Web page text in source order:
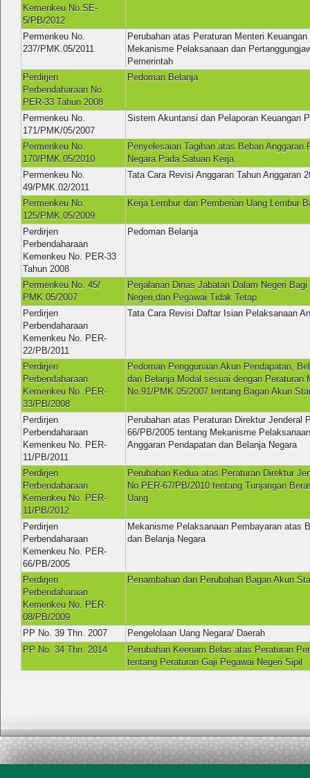
Kemenkeu No.SE-
5/PB/2012
Permenkeu No.
237/PMK.05/2011
Perubahan atas Peraturan Menteri
Mekanisme Pelaksanaan dan
Pemerintah
Perdirjen
Perbendaharaan No.
PER-33 Tahun 2008
Pedoman Belanja
Permenkeu No.
171/PMK/05/2007
Sistem Akuntansi dan Pelaporan Keuangan
Permenkeu No.
170/PMK.05/2010
Penyelesaian Tagihan atas Beban Anggaran
Negara Pada Satuan Kerja
Permenkeu No.
49/PMK.02/2011
Tata Cara Revisi Anggaran Tahun Anggaran
Permenkeu No.
125/PMK.05/2009
Kerja Lembur dan Pemberian Uang Lembur
Perdirjen
Perbendaharaan
Kemenkeu No. PER-33
Tahun 2008
Pedoman Belanja
Permenkeu No. 45/
PMK.05/2007
Perjalanan Dinas Jabatan Dalam Negeri
Negeri,dan Pegawai Tidak Tetap
Perdirjen
Perbendaharaan
Kemenkeu No. PER-
22/PB/2011
Tata Cara Revisi Daftar Isian Pelaksanaan
Perdirjen
Perbendaharaan
Kemenkeu No. PER-
33/PB/2008
Pedoman Penggunaan Akun Pendapatan,
dan Belanja Modal sesuai dengan Peraturan
No.91/PMK.05/2007 tentang Bagan Akun
Perdirjen
Perbendaharaan
Kemenkeu No. PER-
11/PB/2011
Perubahan atas Peraturan Direktur Jenderal
66/PB/2005 tentang Mekanisme
Anggaran Pendapatan dan Belanja Negara
Perdirjen
Perbendaharaan
Kemenkeu No. PER-
11/PB/2012
Perubahan Kedua atas Peraturan Direktur
No.PER-67/PB/2010 tentang Tunjangan
Uang
Perdirjen
Perbendaharaan
Kemenkeu No. PER-
66/PB/2005
Mekanisme Pelaksanaan Pembayaran atas
dan Belanja Negara
Perdirjen
Perbendaharaan
Kemenkeu No. PER-
08/PB/2009
Penambahan dan Perubahan Bagan Akun
PP No. 39 Thn. 2007
Pengelolaan Uang Negara/ Daerah
PP No. 34 Thn. 2014
Perubahan Keenam Belas atas Peraturan
tentang Peraturan Gaji Pegawai Negeri Sipil